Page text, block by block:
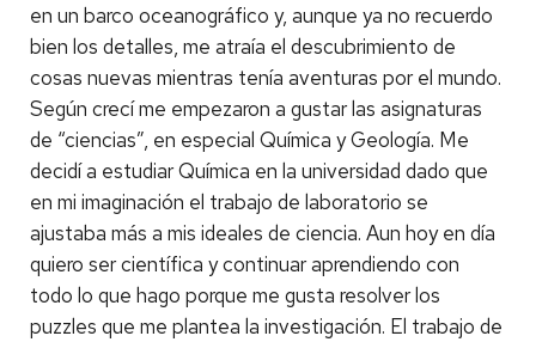
en un barco oceanográfico y, aunque ya no recuerdo
bien los detalles, me atraía el descubrimiento de
cosas nuevas mientras tenía aventuras por el mundo.
Según crecí me empezaron a gustar las asignaturas
de “ciencias”, en especial Química y Geología. Me
decidí a estudiar Química en la universidad dado que
en mi imaginación el trabajo de laboratorio se
ajustaba más a mis ideales de ciencia. Aun hoy en día
quiero ser científica y continuar aprendiendo con
todo lo que hago porque me gusta resolver los
puzzles que me plantea la investigación. El trabajo de